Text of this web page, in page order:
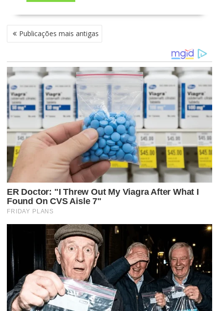
N
A
E
G
A
Ç
Ã
O
P
O
R
P
O
S
T
S
Publicações mais antigas